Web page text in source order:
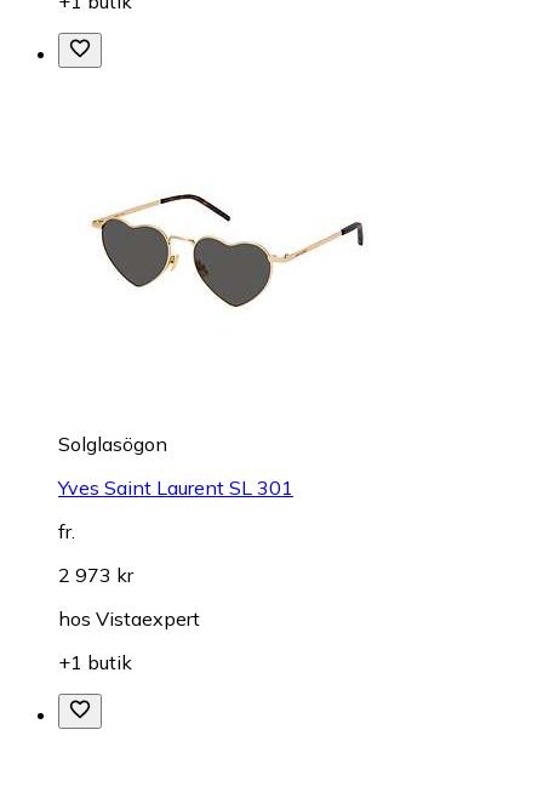
Solglasögon
Yves Saint Laurent SL 301
fr.
2 973 kr
hos Vistaexpert
+1 butik